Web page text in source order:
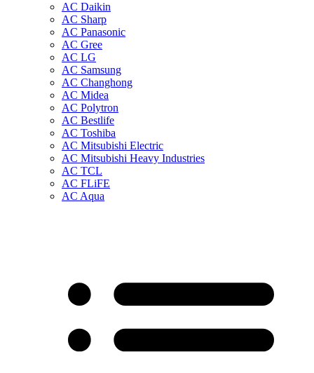
AC Daikin
AC Sharp
AC Panasonic
AC Gree
AC LG
AC Samsung
AC Changhong
AC Midea
AC Polytron
AC Bestlife
AC Toshiba
AC Mitsubishi Electric
AC Mitsubishi Heavy Industries
AC TCL
AC FLiFE
AC Aqua